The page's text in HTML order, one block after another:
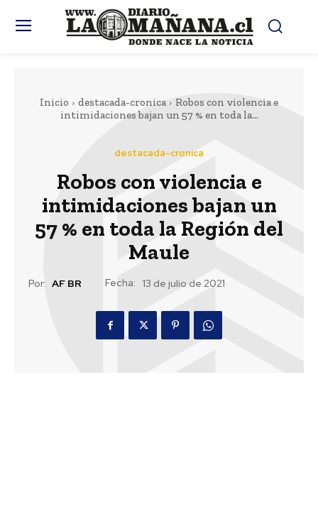
Inicio destacada-cronica
Robos con violencia e
intimidaciones bajan un 57 % en toda la...
destacada-cronica
Robos con violencia e
intimidaciones bajan un
57 % en toda la Región del
Maule
Por: AF BR Fecha: 13 de julio de 2021